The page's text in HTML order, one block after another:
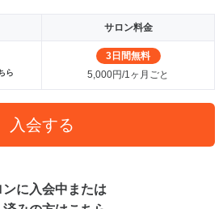
サロン料金
ら
3日間無料
5,000円/1ヶ月ごと
入会する
ンに入会中または